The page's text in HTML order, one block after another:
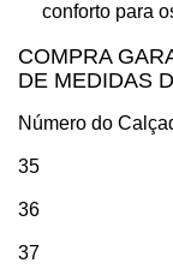
conforto para
COMPRA
DE MEDIDAS
Número do
35
36
37